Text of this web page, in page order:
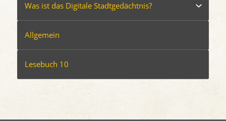
Was ist das Digitale Stadtgedächtnis?
Allgemein
Lesebuch 10